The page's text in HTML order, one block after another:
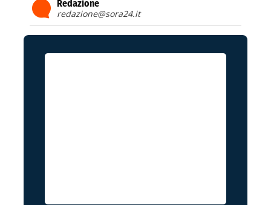
Redazione
redazione@sora24.it